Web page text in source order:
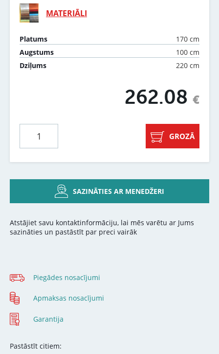
MATERIĀLI
Platums
170 cm
Augstums
100 cm
Dziļums
220 cm
262.08 €
GROZĀ
SAZINĀTIES AR MENEDŽERI
Atstājiet savu kontaktinformāciju, lai mēs varētu ar Jums
sazināties un pastāstīt par preci vairāk
Piegādes nosacījumi
Apmaksas nosacījumi
Garantija
Pastāstīt citiem: